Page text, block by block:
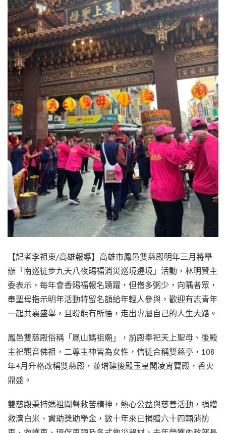
【記者李祖東/高雄報導】高雄市鳳邑雙慈殿明年三月將舉
辦「南巡徒步九天八夜賜福消災巡境遶境」活動，林明賢主
委表示，每年會香賜福報名踴躍，但僧多粥少，向隅者眾，
奉聖母指示明年活動特留名額給年輕人參與，歡迎有志青年
一起共襄盛舉，且盼能有所悟，走出專屬自己的人生大路。
鳳邑雙慈殿俗稱「鳳山媽祖廟」，前殿奉祀天上聖母、後殿
主祀觀音佛祖，二尊主神皆為女性，信徒合稱雙慈亭，108
年4月升格改稱雙慈殿，並增建後殿玉皇閣凌宵寶殿，香火
鼎盛。
雙慈殿秉持媽祖聞聲救苦精神，熱心公益與慈善活動，捐贈
救濟白米、資助獎助學金，數十年來已捐贈六十四輛消防